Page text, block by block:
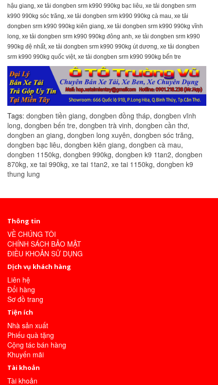
hậu giang, xe tải dongben srm k990 990kg bạc liêu, xe tải dongben srm
k990 990kg sóc trăng, xe tải dongben srm k990 990kg cà mau, xe tải
dongben srm k990 990kg kiên giang, xe tải dongben srm k990 990kg vĩnh
long, xe tải dongben srm k990 990kg đông anh, xe tải dongben srm k990
990kg đệ nhất, xe tải dongben srm k990 990kg út dương, xe tải dongben
srm k990 990kg quốc việt, xe tải dongben srm k990 990kg bến tre
Tags: dongben tiền giang, dongben đồng tháp, dongben vĩnh
long, dongben bến tre, dongben trà vinh, dongben cần thơ,
dongben an giang, dongben long xuyên, dongben sóc trăng,
dongben bạc liêu, dongben kiên giang, dongben cà mau,
dongben 1150kg, dongben 990kg, dongben k9 1tan2, dongben
870kg, xe tai 990kg, xe tai 1tan2, xe tai 1150kg, dongben k9
thung lung
Thông tin
VỀ CHÚNG TÔI
CHÍNH SÁCH BẢO MẬT
ĐIỀU KHOẢN SỬ DỤNG
Dịch vụ khách hàng
Liên hệ
Đổi hàng
Sơ đồ trang
Tiện ích
Nhà sản xuất
Phiếu quà tặng
Cộng tác bán hàng
Khuyến mãi
Tài khoản
Tài khoản